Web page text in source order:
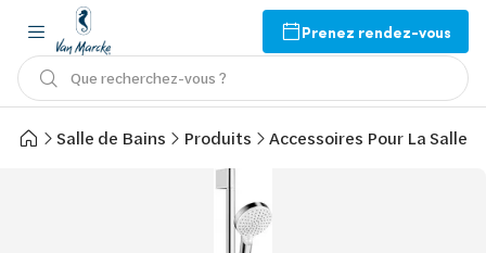
Prenez rendez-vous
Que recherchez-vous ?
Salle de Bains Produits Accessoires Pour La Salle